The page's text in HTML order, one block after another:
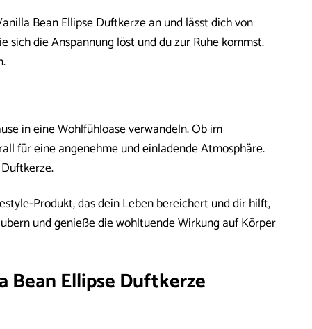
Bean Ellipse Duftkerze an und lässt dich von
die Anspannung löst und du zur Ruhe kommst.
in eine Wohlfühloase verwandeln. Ob im
für eine angenehme und einladende Atmosphäre.
Produkt, das dein Leben bereichert und dir hilft,
und genieße die wohltuende Wirkung auf Körper
Bean Ellipse Duftkerze